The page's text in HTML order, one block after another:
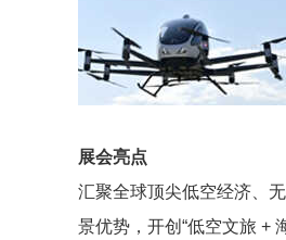
展会亮点
汇聚全球顶尖低空经济、
景优势，开创 “低空文旅 +